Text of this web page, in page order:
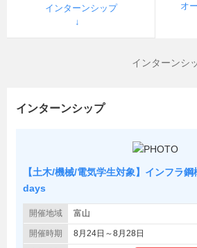
インターンシップ
オ
インターンシ
インターンシップ
【土木/機械/電気学生対象】インフラ
days
開催地域 富山
開催時期 8月24日～8月28日